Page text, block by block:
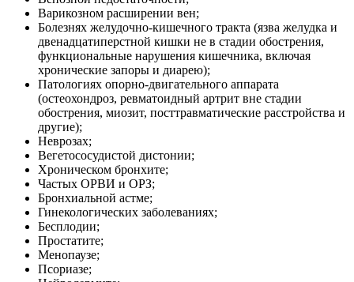
Варикозном расширении вен;
Болезнях желудочно-кишечного тракта (язва желудка и
двенадцатиперстной кишки не в стадии обострения,
функциональные нарушения кишечника, включая
хронические запоры и диарею);
Патологиях опорно-двигательного аппарата
(остеохондроз, ревматоидный артрит вне стадии
обострения, миозит, посттравматические расстройства и
другие);
Неврозах;
Вегетососудистой дистонии;
Хроническом бронхите;
Частых ОРВИ и ОРЗ;
Бронхиальной астме;
Гинекологических заболеваниях;
Бесплодии;
Простатите;
Менопаузе;
Псориазе;